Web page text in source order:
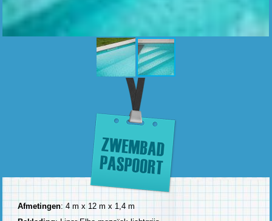
Afmetingen: 4 m x 12 m x 1,4 m